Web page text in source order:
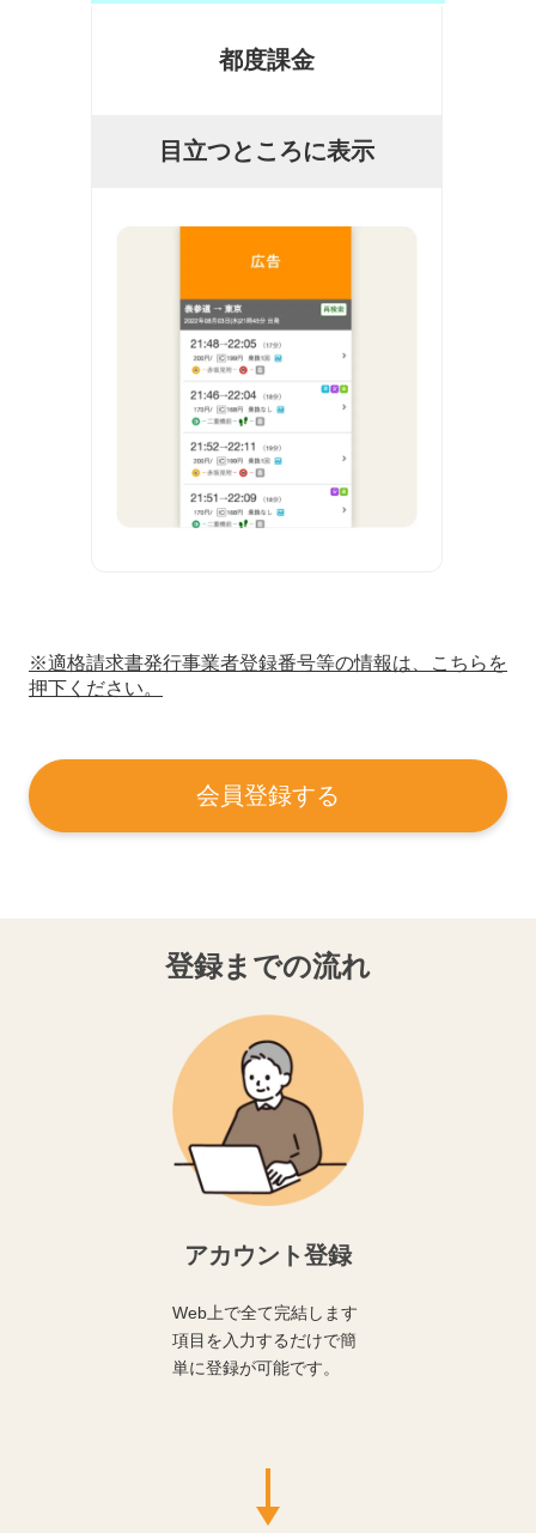
都度課金
目立つところに表示
※適格請求書発行事業者登録番号等の情報は、こちらを
押下ください。
会員登録する
登録までの流れ
アカウント登録
Web上で全て完結します
項目を入力するだけで簡
単に登録が可能です。